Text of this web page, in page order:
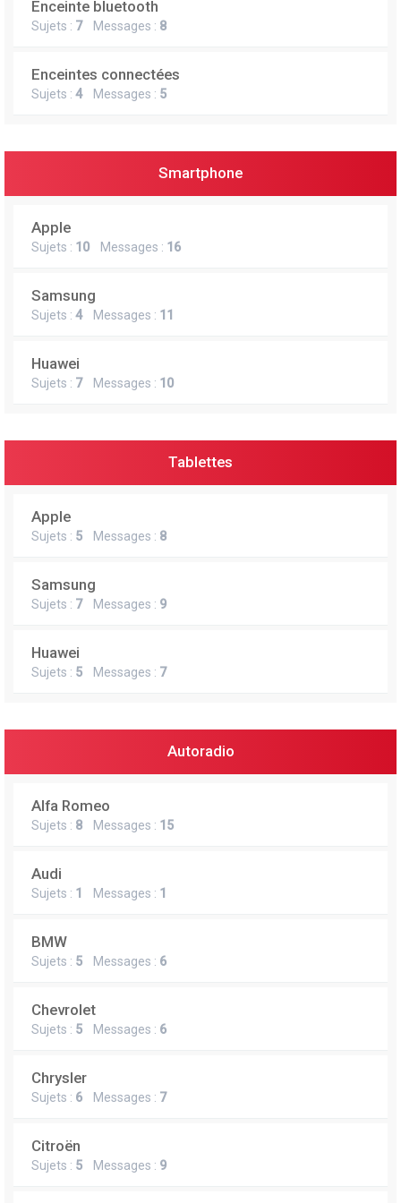
Enceinte bluetooth
Sujets : 7Messages : 8
Enceintes connectées
Sujets : 4Messages : 5
Smartphone
Apple
Sujets : 10 Messages : 16
Samsung
Sujets : 4Messages : 11
Huawei
Sujets : 7Messages : 10
Tablettes
Apple
Sujets : 5 Messages : 8
Samsung
Sujets : 7Messages : 9
Huawei
Sujets : 5 Messages : 7
Autoradio
Alfa Romeo
Sujets : 8 Messages : 15
Audi
Sujets : 1 Messages : 1
BMW
Sujets : 5 Messages : 6
Chevrolet
Sujets : 5 Messages : 6
Chrysler
Sujets : 6 Messages : 7
Citroën
Sujets : 5 Messages : 9